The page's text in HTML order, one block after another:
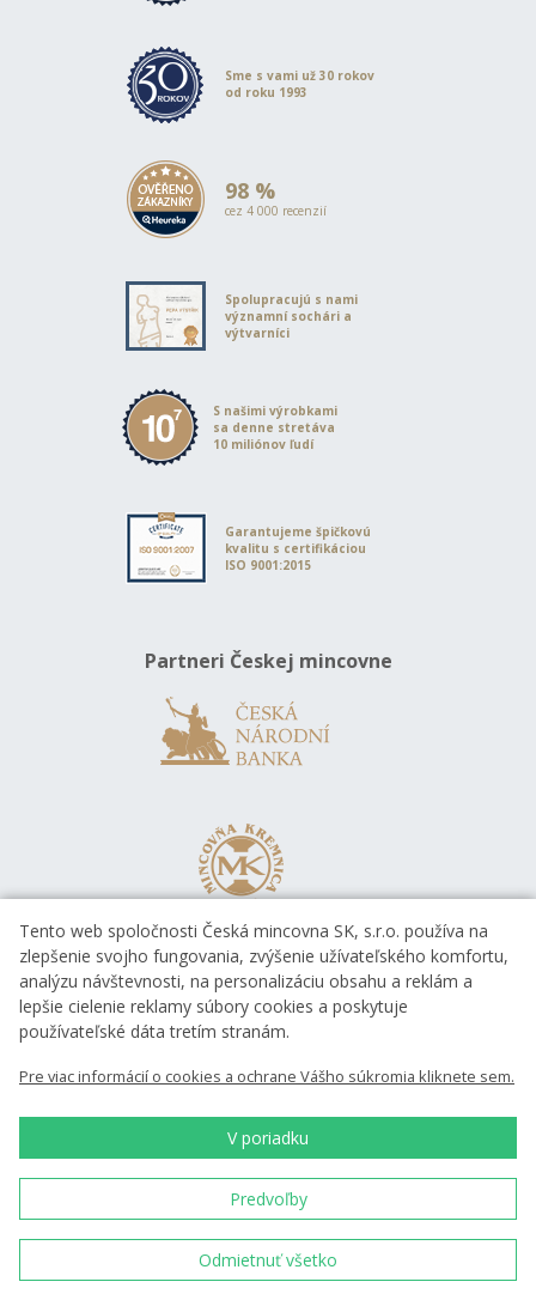
Sme s vami už 30 rokov
od roku 1993
98 %
cez 4 000 recenzií
Spolupracujú s nami
významní sochári a
výtvarníci
S našimi výrobkami
sa denne stretáva
10 miliónov ľudí
Garantujeme špičkovú
kvalitu s certifikáciou
ISO 9001:2015
Partneri Českej mincovne
Česká mincovna, a.s. & Česká mincovna SK, s.r.o. © 1993 - 2026
Tento web spoločnosti Česká mincovna SK, s.r.o. používa na
zlepšenie svojho fungovania, zvýšenie užívateľského komfortu,
analýzu návštevnosti, na personalizáciu obsahu a reklám a
lepšie cielenie reklamy súbory cookies a poskytuje
používateľské dáta tretím stranám.
Pre viac informácií o cookies a ochrane Vášho súkromia kliknete sem.
V poriadku
Predvoľby
Odmietnuť všetko